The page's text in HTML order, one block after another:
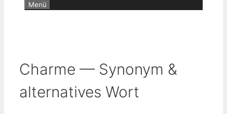
Menü
Charme — Synonym &
alternatives Wort